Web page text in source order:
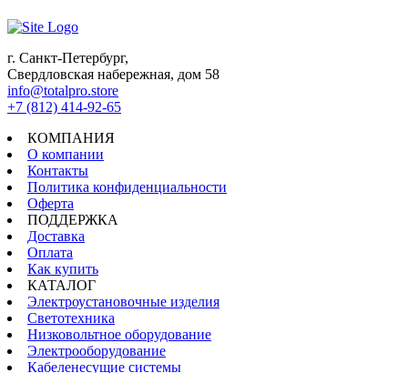
г. Санкт-Петербург,
Свердловская набережная, дом 58
info@totalpro.store
+7 (812) 414-92-65
КОМПАНИЯ
О компании
Контакты
Политика конфиденциальности
Оферта
ПОДДЕРЖКА
Доставка
Оплата
Как купить
КАТАЛОГ
Электроустановочные изделия
Светотехника
Низковольтное оборудование
Электрооборудование
Кабеленесущие системы